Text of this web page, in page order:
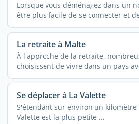
Lorsque vous déménagez dans un
être plus facile de se connecter et
La retraite à Malte
À l'approche de la retraite,
choisissent de vivre dans un pays
Se déplacer à La Valette
S'étendant sur environ un kilomètre
Valette est la plus petite ...